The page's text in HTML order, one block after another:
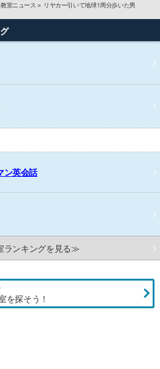
室ニュース リヤカー引いて地球1周分歩いた男
ン英会話
ランキングを見る≫
を探そう！